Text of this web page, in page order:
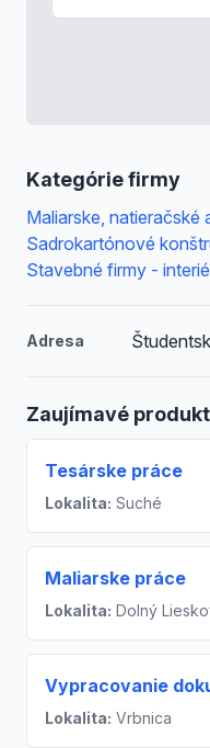
Kategórie firmy
Maliarske, natieračské
Sadrokartónové
Stavebné firmy -
Adresa
Zaujímavé
Tesárske práce
Lokalita: Suché
Maliarske práce
Lokalita: Dolný
Vypracovanie
Lokalita: Vrbnica